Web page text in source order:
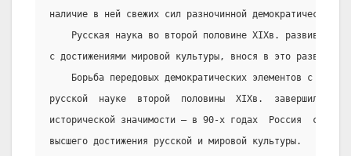
наличие в ней свежих сил разночинной демократической
Русская наука во второй половине XIXв. развивается
с достижениями мировой культуры, внося в это развитие
Борьба передовых демократических элементов с
русской  науке  второй  половины  XIXв.  завершилось
исторической значимости – в 90-х годах  Россия  стала
высшего достижения русской и мировой культуры.